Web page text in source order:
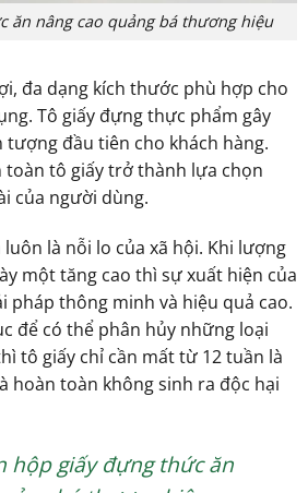
ăn nâng cao quảng bá thương hiệu
đa dạng kích thước phù hợp cho
Tô giấy đựng thực phẩm gây
đầu tiên cho khách hàng.
tô giấy trở thành lựa chọn
của người dùng.
là nỗi lo của xã hội. Khi lượng
một tăng cao thì sự xuất hiện của
pháp thông minh và hiệu quả cao.
để có thể phân hủy những loại
tô giấy chỉ cần mất từ 12 tuần là
hoàn toàn không sinh ra độc hại
hộp giấy đựng thức ăn